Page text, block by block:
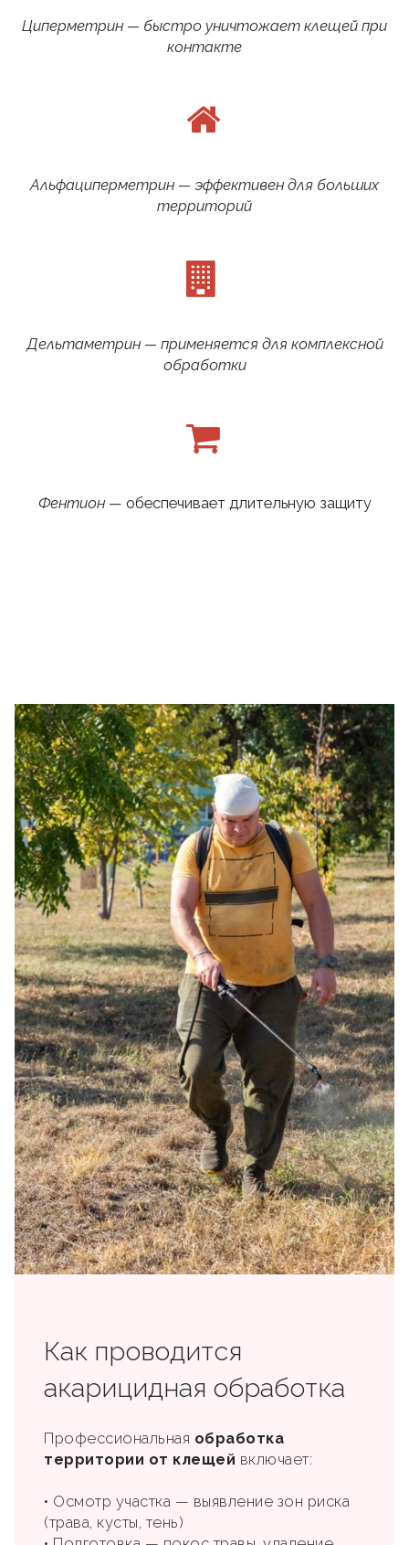
Циперметрин — быстро уничтожает клещей при
контакте
Альфациперметрин — эффективен для больших
территорий
Дельтаметрин — применяется для комплексной
обработки
Фентион— обеспечивает длительную защиту
Как проводится
акарицидная обработка
Профессиональная обработка
территории от клещей включает:
• Осмотр участка — выявление зон риска
(трава, кусты, тень)